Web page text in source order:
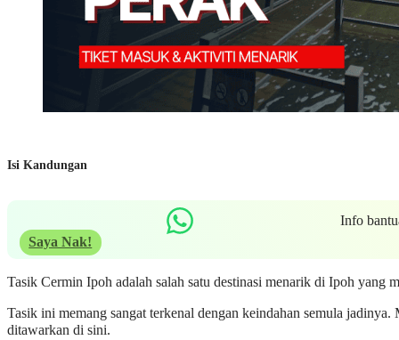
Isi Kandungan
Info
Saya Nak!
Tasik Cermin Ipoh adalah salah satu destinasi menarik di Ipoh yang
Tasik ini memang sangat terkenal dengan keindahan semula
ditawarkan di sini.